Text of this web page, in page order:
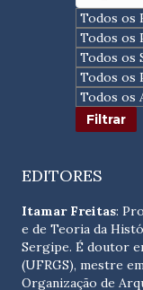
EDITORES
Itamar Freitas:
e de Teoria da
Sergipe. É doutor
(UFRGS), mestre
Organização de